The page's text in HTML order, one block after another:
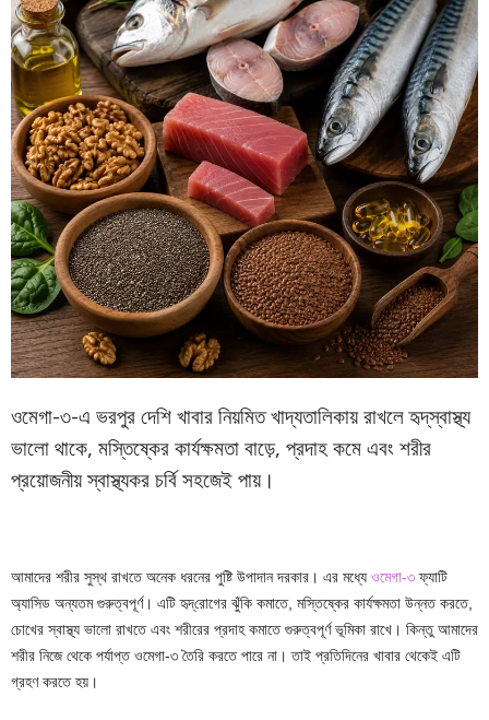
ওমেগা-৩-এ ভরপুর দেশি খাবার নিয়মিত খাদ্যতালিকায় রাখলে হৃদ্‌স্বাস্থ্য
ভালো থাকে, মস্তিষ্কের কার্যক্ষমতা বাড়ে, প্রদাহ কমে এবং শরীর
প্রয়োজনীয় স্বাস্থ্যকর চর্বি সহজেই পায়।
আমাদের শরীর সুস্থ রাখতে অনেক ধরনের পুষ্টি উপাদান দরকার। এর মধ্যে ওমেগা-৩ফ্যাটি
অ্যাসিড অন্যতম গুরুত্বপূর্ণ। এটি হৃদ্‌রোগের ঝুঁকি কমাতে, মস্তিষ্কের কার্যক্ষমতা উন্নত করতে,
চোখের স্বাস্থ্য ভালো রাখতে এবং শরীরের প্রদাহ কমাতে গুরুত্বপূর্ণ ভূমিকা রাখে। কিন্তু আমাদের
শরীর নিজে থেকে পর্যাপ্ত ওমেগা-৩ তৈরি করতে পারে না। তাই প্রতিদিনের খাবার থেকেই এটি
গ্রহণ করতে হয়।